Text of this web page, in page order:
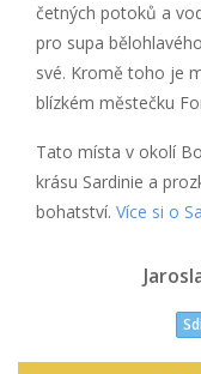
četných potoků a
pro supa
své. Kromě toho je
blízkém městečku
Tato místa v okolí
krásu Sardinie a
bohatství. Více si o